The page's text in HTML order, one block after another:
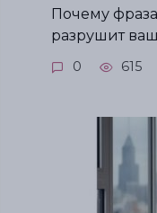
Почему
разрушит
0 615